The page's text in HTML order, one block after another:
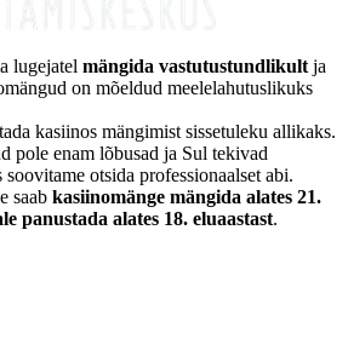
lugejatel mängida vastutustundlikult ja
on mõeldud meelelahutuslikuks
kasiinos mängimist sissetuleku allikaks.
pole enam lõbusad ja Sul tekivad
otsida professionaalset abi.
saab kasiinomänge mängida alates 21.
panustada alates 18. eluaastast.